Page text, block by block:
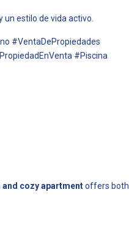
estilo de vida activo.
#VentaDePropiedades
#Piscina
and cozy apartmentoffers both